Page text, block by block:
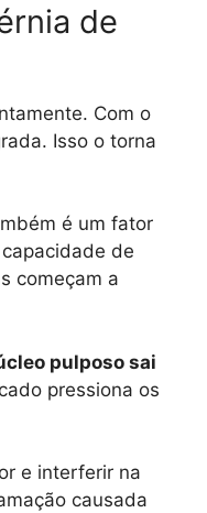
de
Com o
Isso o torna
é um fator
de
começam a
pulposo sai
pressiona os
e interferir na
causada